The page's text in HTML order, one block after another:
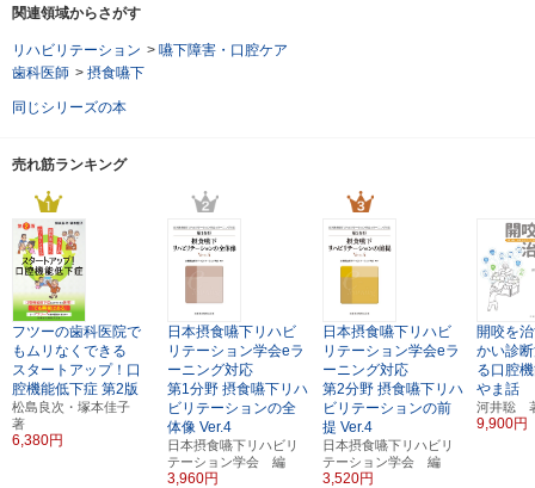
関連領域からさがす
リハビリテーション > 嚥下障害・口腔ケア
歯科医師 > 摂食嚥下
同じシリーズの本
売れ筋ランキング
フツーの歯科医院で
もムリなくできる
スタートアップ！口
腔機能低下症 第2版
松島良次・塚本佳子
著
6,380円
日本摂食嚥下リハビ
リテーション学会eラ
ーニング対応
第1分野 摂食嚥下リハ
ビリテーションの全
体像 Ver.4
日本摂食嚥下リハビリ
テーション学会 編
3,960円
日本摂食嚥下リハビ
リテーション学会eラ
ーニング対応
第2分野 摂食嚥下リハ
ビリテーションの前
提 Ver.4
日本摂食嚥下リハビリ
テーション学会 編
3,520円
開咬を
かい診
る口腔
やま話
河井聡
9,900円